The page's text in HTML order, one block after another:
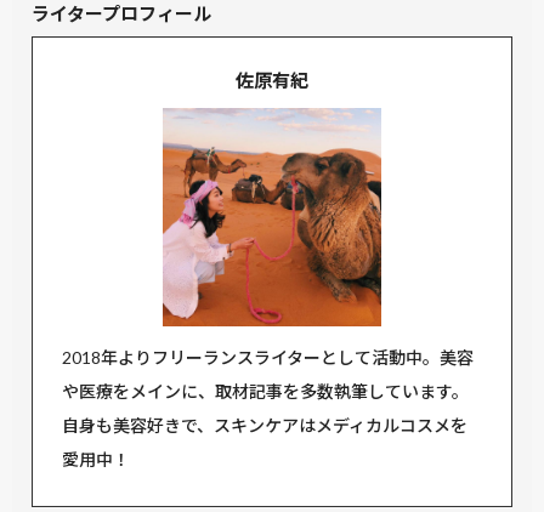
ライタープロフィール
佐原有紀
2018年よりフリーランスライターとして活動中。美容
や医療をメインに、取材記事を多数執筆しています。
自身も美容好きで、スキンケアはメディカルコスメを
愛用中！